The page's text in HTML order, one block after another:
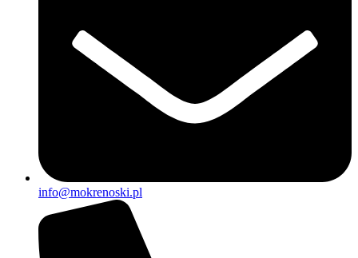
info@mokrenoski.pl